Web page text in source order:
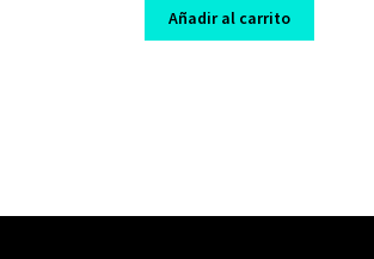
was:
$ 237,00.
is:
$ 7,00.
Añadir al carrito